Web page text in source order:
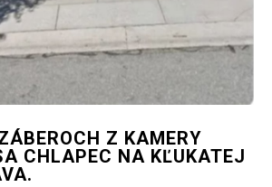
Z KAMERY
CHLAPEC NA KĽUKATEJ